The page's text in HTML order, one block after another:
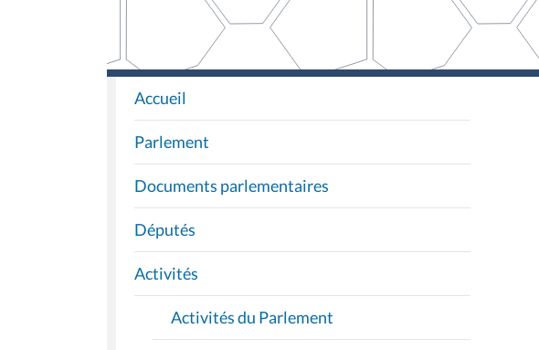
N
A
V
I
G
A
T
I
O
Accueil
Parlement
Documents parlementaires
Députés
Activités
Activités du Parlement